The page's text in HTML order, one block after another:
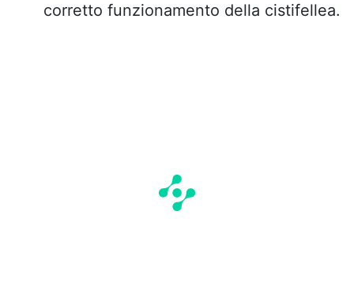
corretto funzionamento della cistifellea.